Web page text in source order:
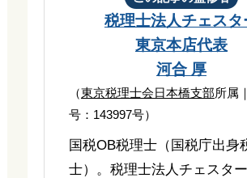
税理士法人チェスタ
東京本店代表
河合 厚
（東京税理士会日本橋支部所属
号：143997号）
国税OB税理士（国税庁出身
士）。税理士法人チェスタ